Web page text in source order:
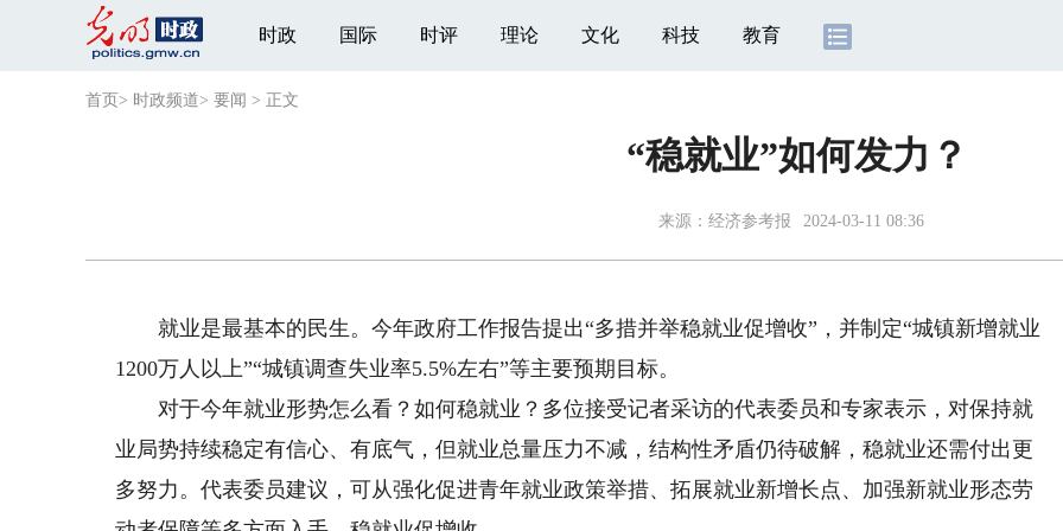
时政 国际 时评 理论 文化 科技 教育
首页 > 时政频道> 要闻 > 正文
“稳就业”如何发力？
来源： 经济参考报 2024-03-11 08:36
就业是最基本的民生。今年政府工作报告提出“多措并举稳就业促增收”，并制定“城镇新增就业
1200万人以上”“城镇调查失业率5.5%左右”等主要预期目标。
对于今年就业形势怎么看？如何稳就业？多位接受记者采访的代表委员和专家表示，对保持就
业局势持续稳定有信心、有底气，但就业总量压力不减，结构性矛盾仍待破解，稳就业还需付出更
多努力。代表委员建议，可从强化促进青年就业政策举措、拓展就业新增长点、加强新就业形态劳